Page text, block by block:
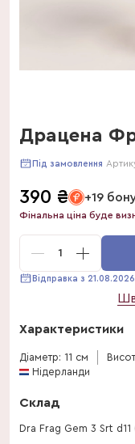
Драцена
Під замовлення
390 ₴ +19
Фінальна ціна буде
1
Відправка з 21.08.2026
Характеристики
Діаметр: 11 см
Нідерланди
Склад
Dra Frag Gem 3 Srt d11